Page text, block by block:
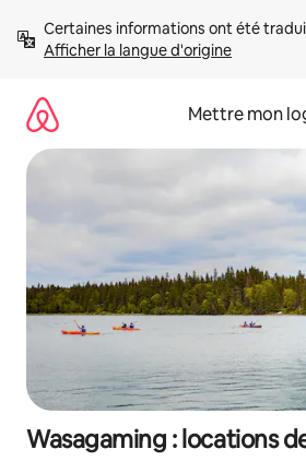
directement
Afficher la langue d'origine
Mettre mon
Wasagaming : locations